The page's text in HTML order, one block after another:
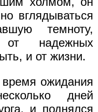
вглядываться
темноту,
надежных
и от жизни.
время ожидания
дней
и поднялся